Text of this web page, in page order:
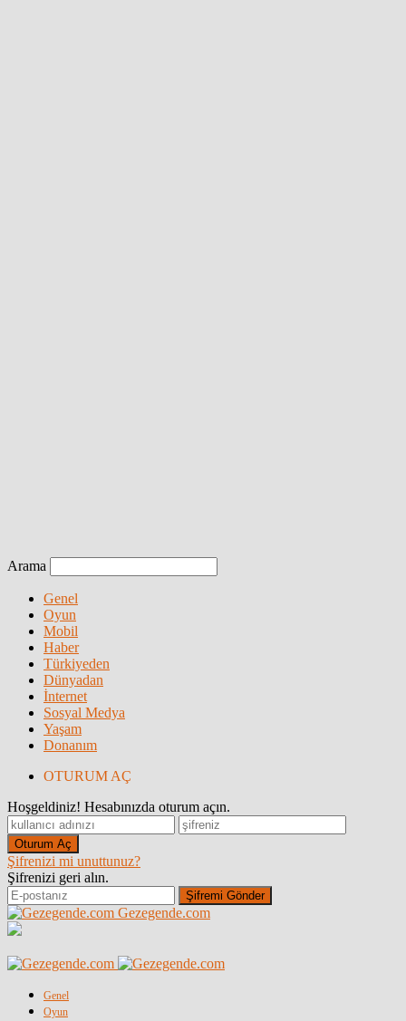
Arama
Genel
Oyun
Mobil
Haber
Türkiyeden
Dünyadan
İnternet
Sosyal Medya
Yaşam
Donanım
OTURUM AÇ
Hoşgeldiniz! Hesabınızda oturum açın.
Şifrenizi mi unuttunuz?
Şifrenizi geri alın.
Gezegende.com
Genel
Oyun